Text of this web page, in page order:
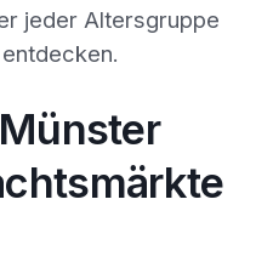
jeder Altersgruppe